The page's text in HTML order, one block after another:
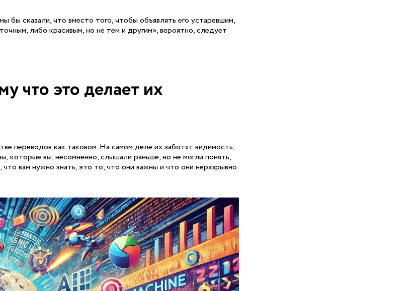
сказали, что вместо того, чтобы объявлять его устаревшим,
либо красивым, но не тем и другим», вероятно, следует
что это делает их
переводов как таковом. На самом деле их заботят видимость,
которые вы, несомненно, слышали раньше, но не могли понять,
вам нужно знать, это то, что они важны и что они неразрывно